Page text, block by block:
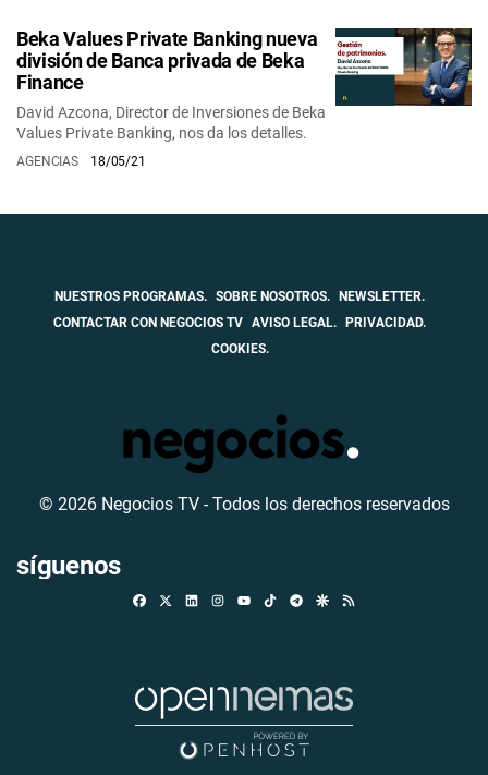
Beka Values Private Banking nueva
división de Banca privada de Beka
Finance
David Azcona, Director de Inversiones de Beka
Values Private Banking, nos da los detalles.
AGENCIAS 18/05/21
NUESTROS PROGRAMAS. SOBRE NOSOTROS.
NEWSLETTER.
CONTACTAR CON NEGOCIOS TV AVISO LEGAL.
PRIVACIDAD.
COOKIES.
© 2026 Negocios TV - Todos los derechos reservados
síguenos
FacebookLinkedinInstagramTikTokTelegramGoogle Discover